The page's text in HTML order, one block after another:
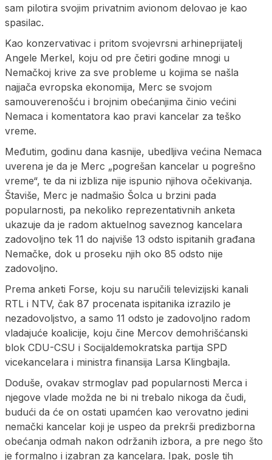
sam pilotira svojim privatnim avionom delovao je kao
spasilac.
Kao konzervativac i pritom svojevrsni arhineprijatelj
Angele Merkel, koju od pre četiri godine mnogi u
Nemačkoj krive za sve probleme u kojima se našla
najjača evropska ekonomija, Merc se svojom
samouverenošću i brojnim obećanjima činio većini
Nemaca i komentatora kao pravi kancelar za teško
vreme.
Međutim, godinu dana kasnije, ubedljiva većina Nemaca
uverena je da je Merc „pogrešan kancelar u pogrešno
vreme“, te da ni izbliza nije ispunio njihova očekivanja.
Štaviše, Merc je nadmašio Šolca u brzini pada
popularnosti, pa nekoliko reprezentativnih anketa
ukazuje da je radom aktuelnog saveznog kancelara
zadovoljno tek 11 do najviše 13 odsto ispitanih građana
Nemačke, dok u proseku njih oko 85 odsto nije
zadovoljno.
Prema anketi Forse, koju su naručili televizijski kanali
RTL i NTV, čak 87 procenata ispitanika izrazilo je
nezadovoljstvo, a samo 11 odsto je zadovoljno radom
vladajuće koalicije, koju čine Mercov demohrišćanski
blok CDU-CSU i Socijaldemokratska partija SPD
vicekancelara i ministra finansija Larsa Klingbajla.
Doduše, ovakav strmoglav pad popularnosti Merca i
njegove vlade možda ne bi ni trebalo nikoga da čudi,
budući da će on ostati upamćen kao verovatno jedini
nemački kancelar koji je uspeo da prekrši predizborna
obećanja odmah nakon održanih izbora, a pre nego što
je formalno i izabran za kancelara. Ipak, posle tih